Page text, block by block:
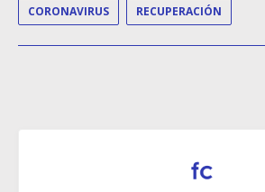
CORONAVIRUS RECUPERACIÓN